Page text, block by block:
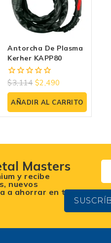
Antorcha De Plasma
Kerher KAPP80
0
fuera
de
5
$3,114 $2,490
AÑADIR AL CARRITO
Masters
y recibe
nuevos
a ahorrar en tu